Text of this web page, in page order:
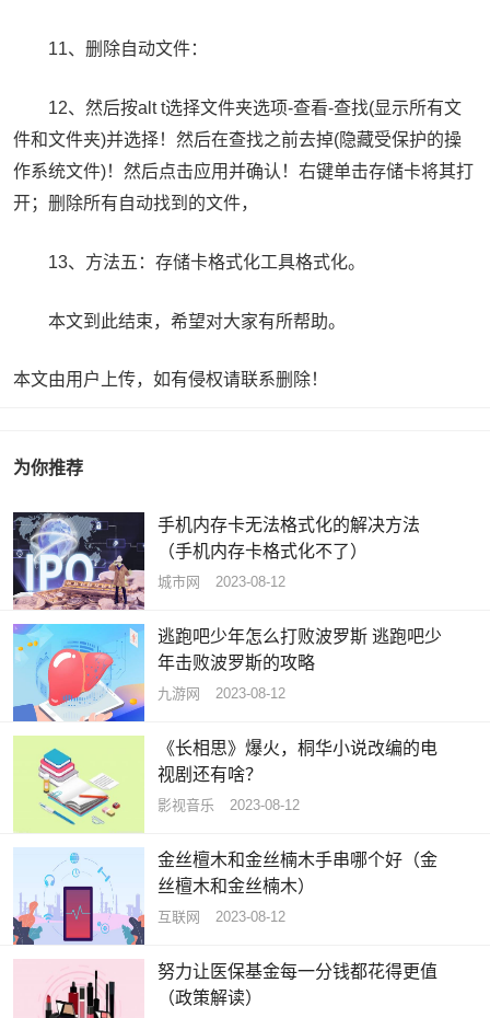
11、删除自动文件：
12、然后按alt t选择文件夹选项-查看-查找(显示所有文
件和文件夹)并选择！然后在查找之前去掉(隐藏受保护的操
作系统文件)！然后点击应用并确认！右键单击存储卡将其打
开；删除所有自动找到的文件，
13、方法五：存储卡格式化工具格式化。
本文到此结束，希望对大家有所帮助。
本文由用户上传，如有侵权请联系删除！
为你推荐
手机内存卡无法格式化的解决方法
（手机内存卡格式化不了）
城市网 2023-08-12
逃跑吧少年怎么打败波罗斯 逃跑吧少
年击败波罗斯的攻略
九游网 2023-08-12
《长相思》爆火，桐华小说改编的电
视剧还有啥？
影视音乐 2023-08-12
金丝檀木和金丝楠木手串哪个好（金
丝檀木和金丝楠木）
互联网 2023-08-12
努力让医保基金每一分钱都花得更值
（政策解读）